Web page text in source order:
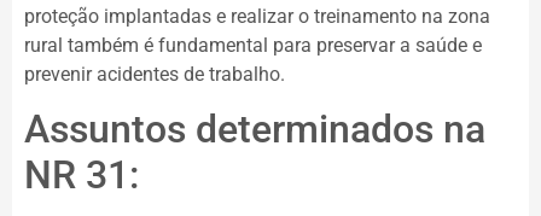
proteção implantadas e realizar o treinamento na zona
rural também é fundamental para preservar a saúde e
prevenir acidentes de trabalho.
Assuntos determinados na
NR 31: